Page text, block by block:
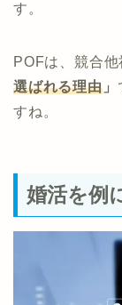
す。
POFは、競合
選ばれる理由」
すね。
婚活を例